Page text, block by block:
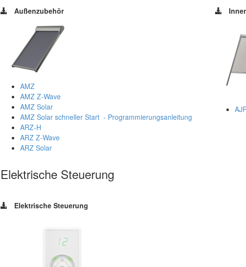
Außenzubehör
AMZ
AMZ Z-Wave
AMZ Solar
AMZ Solar schneller Start - Programmierungsanleitung
ARZ-H
ARZ Z-Wave
ARZ Solar
Elektrische Steuerung
Elektrische Steuerung